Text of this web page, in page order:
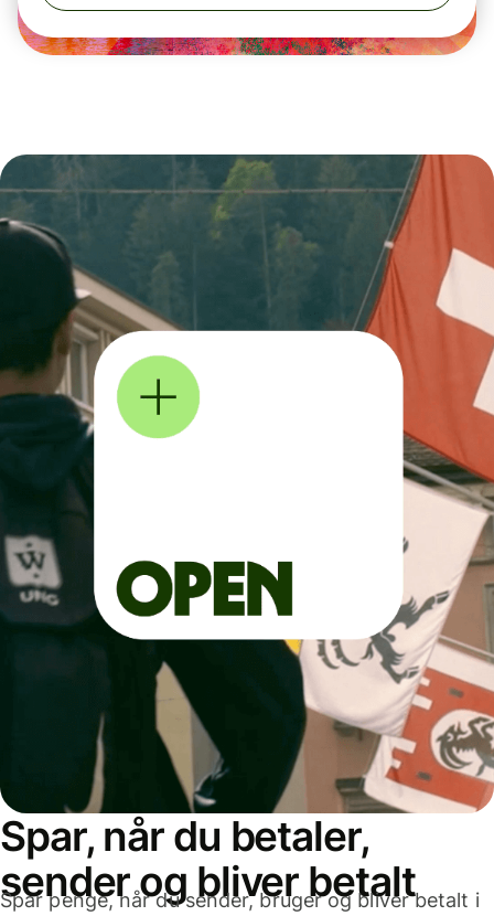
Spar, når du betaler,
sender og bliver betalt
Spar penge, når du sender, bruger og bliver betalt i